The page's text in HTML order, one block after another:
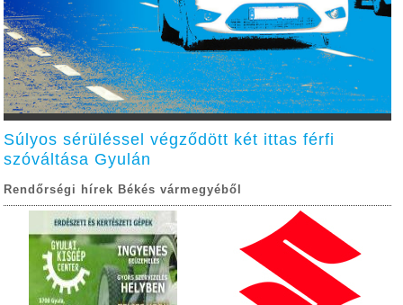
Súlyos sérüléssel végződött két ittas férfi
szóváltása Gyulán
Rendőrségi hírek Békés vármegyéből